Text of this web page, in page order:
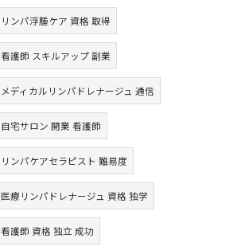
リンパ浮腫ケア 資格 取得
看護師 スキルアップ 副業
メディカルリンパドレナージュ 通信
自宅サロン 開業 看護師
リンパケアセラピスト 難易度
医療リンパドレナージュ 資格 独学
看護師 資格 独立 成功